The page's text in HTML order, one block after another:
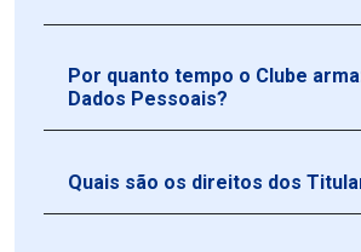
Por quanto tempo o Clube
Dados Pessoais?
Quais são os direitos dos